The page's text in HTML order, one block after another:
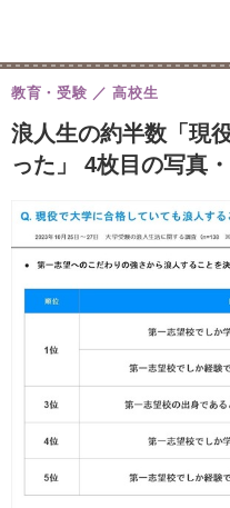
浪人生の約半数「現
った」 4枚目の写真
教育・受験 高校生